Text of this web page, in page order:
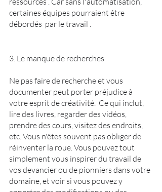
certaines équipes pourraient être
débordés  par le travail .
3. Le manque de recherches
Ne pas faire de recherche et vous
documenter peut porter préjudice à
votre esprit de créativité.  Ce qui inclut,
lire des livres, regarder des vidéos,
prendre des cours, visitez des endroits,
etc. Vous n'êtes souvent pas obliger de
réinventer la roue. Vous pouvez tout
simplement vous inspirer du travail de
vos devancier ou de pionniers dans votre
domaine, et voir si vous pouvez y